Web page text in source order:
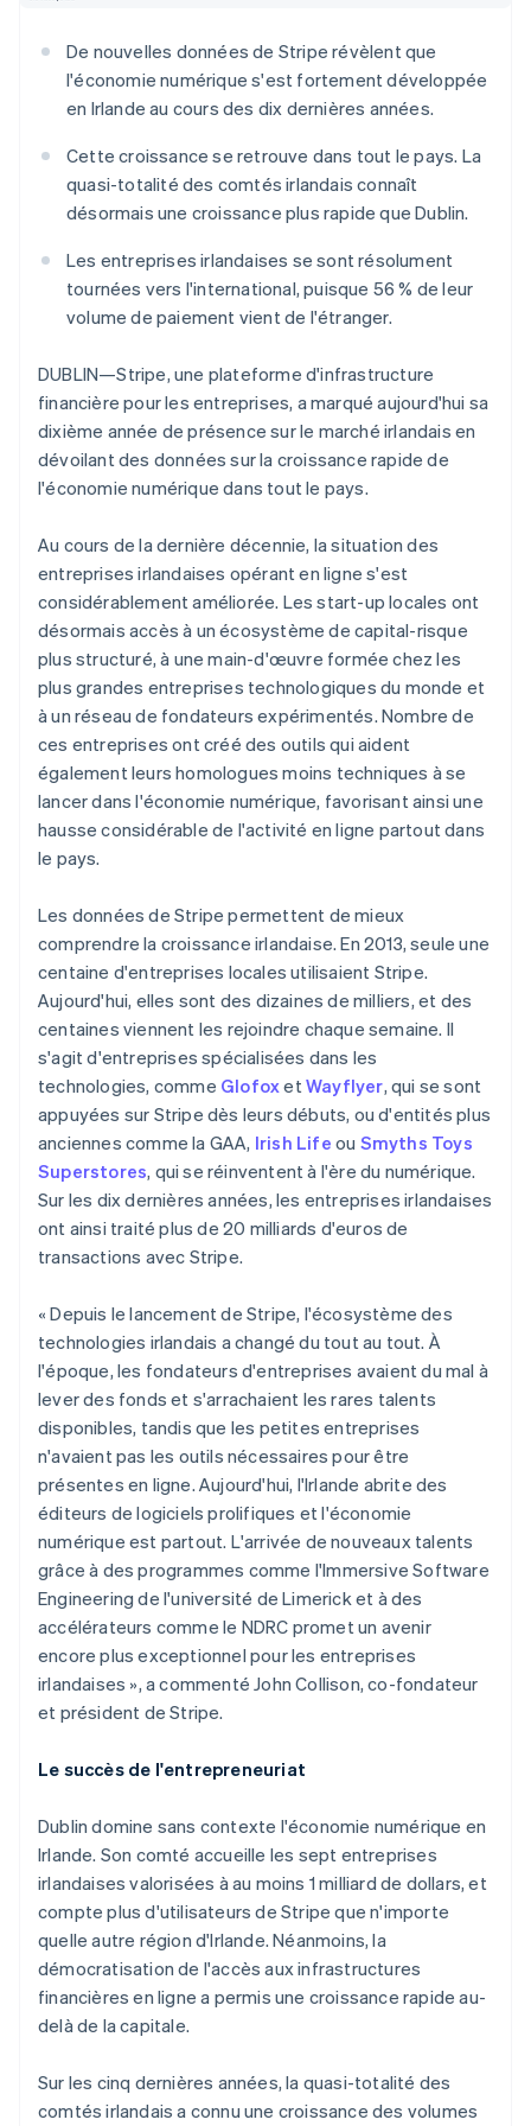
Radar
Prévention de la fraude
Atlas
Climate
Élimination du carbone
Identity
Stripe Sessions 2026
Découvrez comment Stripe construit l’infrastructure
Regarder la vidéo
Écosystème
Partenaires
De nouvelles données de Stripe révèlent que
l'économie numérique s'est fortement développée
en Irlande au cours des dix dernières années.
Cette croissance se retrouve dans tout le pays. La
quasi-totalité des comtés irlandais connaît
désormais une croissance plus rapide que Dublin.
Les entreprises irlandaises se sont résolument
tournées vers l'international, puisque 56 % de leur
volume de paiement vient de l'étranger.
DUBLIN—Stripe, une plateforme d'infrastructure
financière pour les entreprises, a marqué aujourd'hui sa
dixième année de présence sur le marché irlandais en
dévoilant des données sur la croissance rapide de
l'économie numérique dans tout le pays.
Au cours de la dernière décennie, la situation des
entreprises irlandaises opérant en ligne s'est
considérablement améliorée. Les start-up locales ont
désormais accès à un écosystème de capital-risque
plus structuré, à une main-d'œuvre formée chez les
plus grandes entreprises technologiques du monde et
à un réseau de fondateurs expérimentés. Nombre de
ces entreprises ont créé des outils qui aident
également leurs homologues moins techniques à se
lancer dans l'économie numérique, favorisant ainsi une
hausse considérable de l'activité en ligne partout dans
le pays.
Les données de Stripe permettent de mieux
comprendre la croissance irlandaise. En 2013, seule une
centaine d'entreprises locales utilisaient Stripe.
Aujourd'hui, elles sont des dizaines de milliers, et des
centaines viennent les rejoindre chaque semaine. Il
s'agit d'entreprises spécialisées dans les
technologies, comme GlofoxetWayflyer, qui se sont
appuyées sur Stripe dès leurs débuts, ou d'entités plus
anciennes comme la GAA, Irish Life ou Smyths Toys
Superstores, qui se réinventent à l'ère du numérique.
Sur les dix dernières années, les entreprises irlandaises
ont ainsi traité plus de 20 milliards d'euros de
transactions avec Stripe.
« Depuis le lancement de Stripe, l'écosystème des
technologies irlandais a changé du tout au tout. À
l'époque, les fondateurs d'entreprises avaient du mal à
lever des fonds et s'arrachaient les rares talents
disponibles, tandis que les petites entreprises
n'avaient pas les outils nécessaires pour être
présentes en ligne. Aujourd'hui, l'Irlande abrite des
éditeurs de logiciels prolifiques et l'économie
numérique est partout. L'arrivée de nouveaux talents
grâce à des programmes comme l'Immersive Software
Engineering de l'université de Limerick et à des
accélérateurs comme le NDRC promet un avenir
encore plus exceptionnel pour les entreprises
irlandaises », a commenté John Collison, co-fondateur
et président de Stripe.
Le succès de l'entrepreneuriat
Dublin domine sans contexte l'économie numérique en
Irlande. Son comté accueille les sept entreprises
irlandaises valorisées à au moins 1 milliard de dollars, et
compte plus d'utilisateurs de Stripe que n'importe
quelle autre région d'Irlande. Néanmoins, la
démocratisation de l'accès aux infrastructures
financières en ligne a permis une croissance rapide au-
delà de la capitale.
Sur les cinq dernières années, la quasi-totalité des
comtés irlandais a connu une croissance des volumes